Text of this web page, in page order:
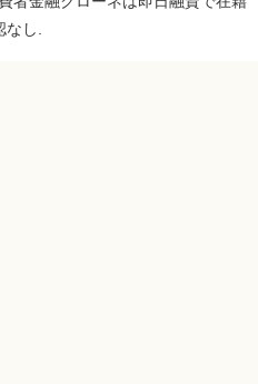
なし.